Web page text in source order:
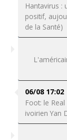
Hantavirus :
positif,
de la Santé)
06/08 17:02
Foot: le
ivoirien Yan